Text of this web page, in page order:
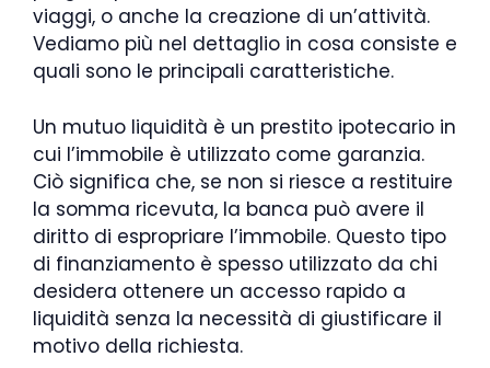
viaggi, o anche la creazione di un’attività.
Vediamo più nel dettaglio in cosa consiste e
quali sono le principali caratteristiche.
Un mutuo liquidità è un prestito ipotecario in
cui l’immobile è utilizzato come garanzia.
Ciò significa che, se non si riesce a restituire
la somma ricevuta, la banca può avere il
diritto di espropriare l’immobile. Questo tipo
di finanziamento è spesso utilizzato da chi
desidera ottenere un accesso rapido a
liquidità senza la necessità di giustificare il
motivo della richiesta.